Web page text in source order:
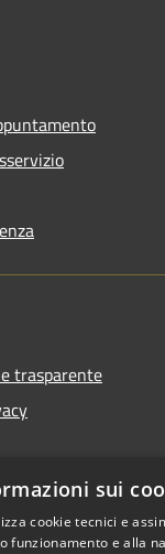
trasparente
accessibilitàsui
cookie tecnici e
funzionamento e alla